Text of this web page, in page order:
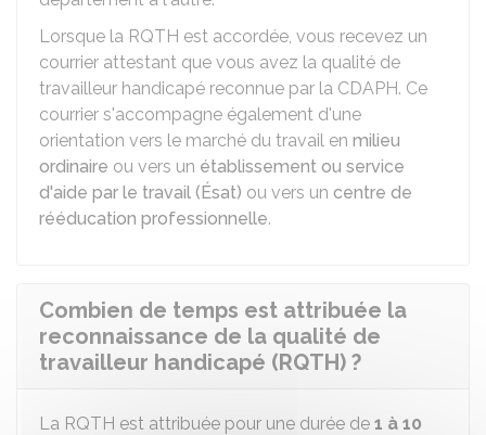
Lorsque la RQTH est accordée, vous recevez un
courrier attestant que vous avez la qualité de
travailleur handicapé reconnue par la CDAPH. Ce
courrier s'accompagne également d'une
orientation vers le marché du travail en milieu
ordinaire ou vers un établissement ou service
d'aide par le travail (Ésat) ou vers un centre de
rééducation professionnelle.
Combien de temps est attribuée la
reconnaissance de la qualité de
travailleur handicapé (RQTH) ?
La RQTH est attribuée pour une durée de 1 à 10